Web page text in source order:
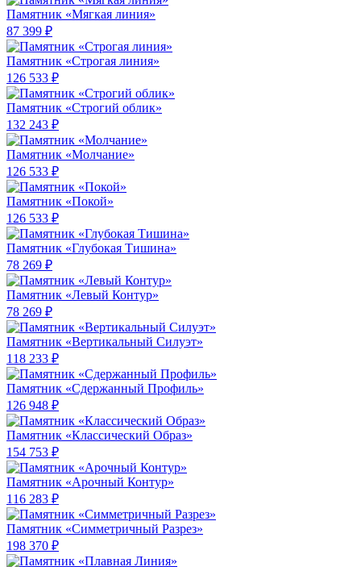
Памятник «Мягкая линия»
87 399 ₽
Памятник «Строгая линия»
126 533 ₽
Памятник «Строгий облик»
132 243 ₽
Памятник «Молчание»
126 533 ₽
Памятник «Покой»
126 533 ₽
Памятник «Глубокая Тишина»
78 269 ₽
Памятник «Левый Контур»
78 269 ₽
Памятник «Вертикальный Силуэт»
118 233 ₽
Памятник «Сдержанный Профиль»
126 948 ₽
Памятник «Классический Образ»
154 753 ₽
Памятник «Арочный Контур»
116 283 ₽
Памятник «Симметричный Разрез»
198 370 ₽